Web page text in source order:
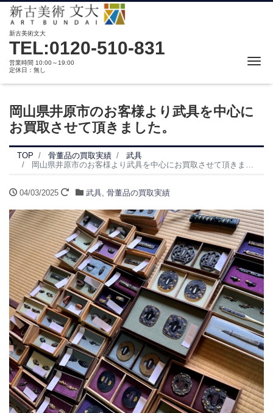
新古美術文大
TEL:0120-510-831
営業時間 10:00～19:00
定休日：無し
岡山県井原市のお客様より武具を中心に
お買取させて頂きました。
TOP 骨董品の買取実績
武具
岡山県井原市のお客様より武具を中心にお買取させて頂きました。
04/03/2025 武具, 骨董品の買取実績